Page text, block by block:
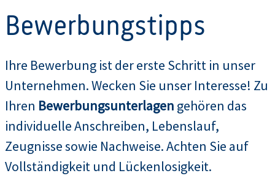
Bewerbungstipps
Ihre Bewerbung ist der erste Schritt in unser
Unternehmen. Wecken Sie unser Interesse! Zu
Ihren Bewerbungsunterlagen gehören das
individuelle Anschreiben, Lebenslauf,
Zeugnisse sowie Nachweise. Achten Sie auf
Vollständigkeit und Lückenlosigkeit.